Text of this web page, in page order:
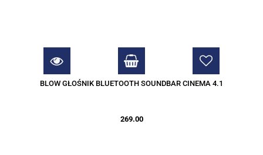
BLOW GŁOŚNIK BLUETOOTH SOUNDBAR CINEMA 4.1
269.00